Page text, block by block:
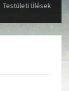
Testületi Ülések